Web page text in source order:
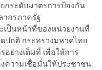
กระดับมาตรการป้องกัน
ากรภาครัฐ
เป็นหน้าที่ของหน่วยงานที่
ปกติ กระทรวงมหาดไทย
อย่างเต็มที่ เพื่อให้การ
งความเชื่อมั่นให้ประชาชน